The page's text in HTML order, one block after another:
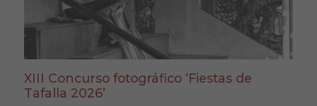
XIII Concurso fotográfico ‘Fiestas de
Tafalla 2026’